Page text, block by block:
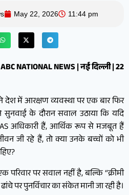
May 22, 2026 11:44 pm
NATIONAL NEWS | नई दिल्ली | 22
ने देश में आरक्षण व्यवस्था पर एक बार फिर
के दौरान सवाल उठाया कि यदि
IAS अधिकारी हैं, आर्थिक रूप से मजबूत हैं
जी रहे हैं, तो क्या उनके बच्चों को भी
पर सवाल नहीं है, बल्कि “क्रीमी
पर पुनर्विचार का संकेत मानी जा रही है।